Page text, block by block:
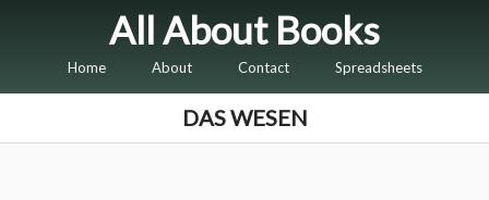
All About Books
Home About Contact Spreadsheets
DAS WESEN